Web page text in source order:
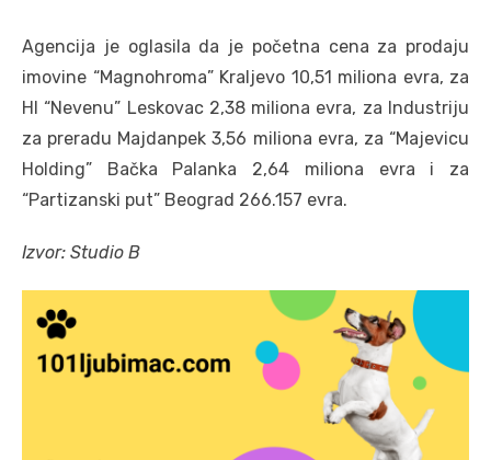
Agencija je oglasila da je početna cena za prodaju
imovine “Magnohroma” Kraljevo 10,51 miliona evra, za
HI “Nevenu” Leskovac 2,38 miliona evra, za Industriju
za preradu Majdanpek 3,56 miliona evra, za “Majevicu
Holding” Bačka Palanka 2,64 miliona evra i za
“Partizanski put” Beograd 266.157 evra.
Izvor: Studio B